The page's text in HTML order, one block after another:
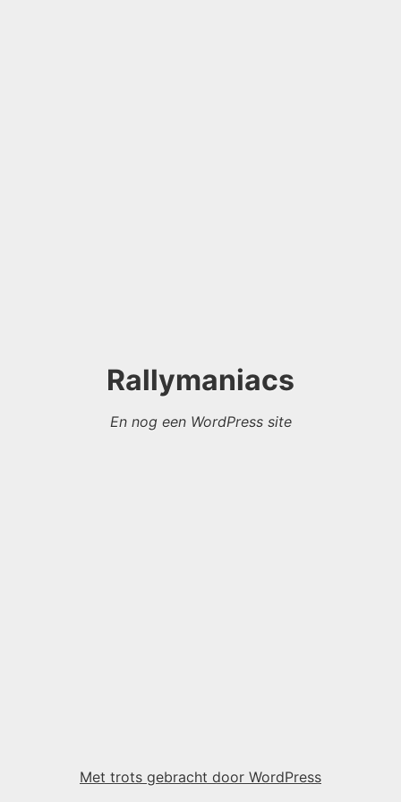
Rallymaniacs
En nog een WordPress site
Met trots gebracht door WordPress